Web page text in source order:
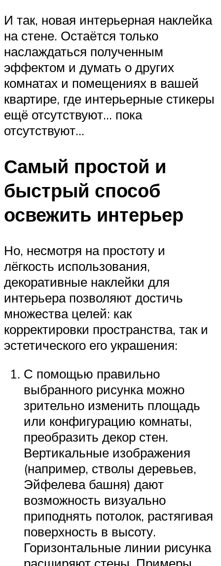
И так, новая интерьерная наклейка
на стене. Остаётся только
наслаждаться полученным
эффектом и думать о других
комнатах и помещениях в вашей
квартире, где интерьерные стикеры
ещё отсутствуют… пока
отсутствуют…
Самый простой и
быстрый способ
освежить интерьер
Но, несмотря на простоту и
лёгкость использования,
декоративные наклейки для
интерьера позволяют достичь
множества целей: как
корректировки пространства, так и
эстетического его украшения:
С помощью правильно
выбранного рисунка можно
зрительно изменить площадь
или конфигурацию комнаты,
преобразить декор стен.
Вертикальные изображения
(например, стволы деревьев,
Эйфелева башня) дают
возможность визуально
приподнять потолок, растягивая
поверхность в высоту.
Горизонтальные линии рисунка